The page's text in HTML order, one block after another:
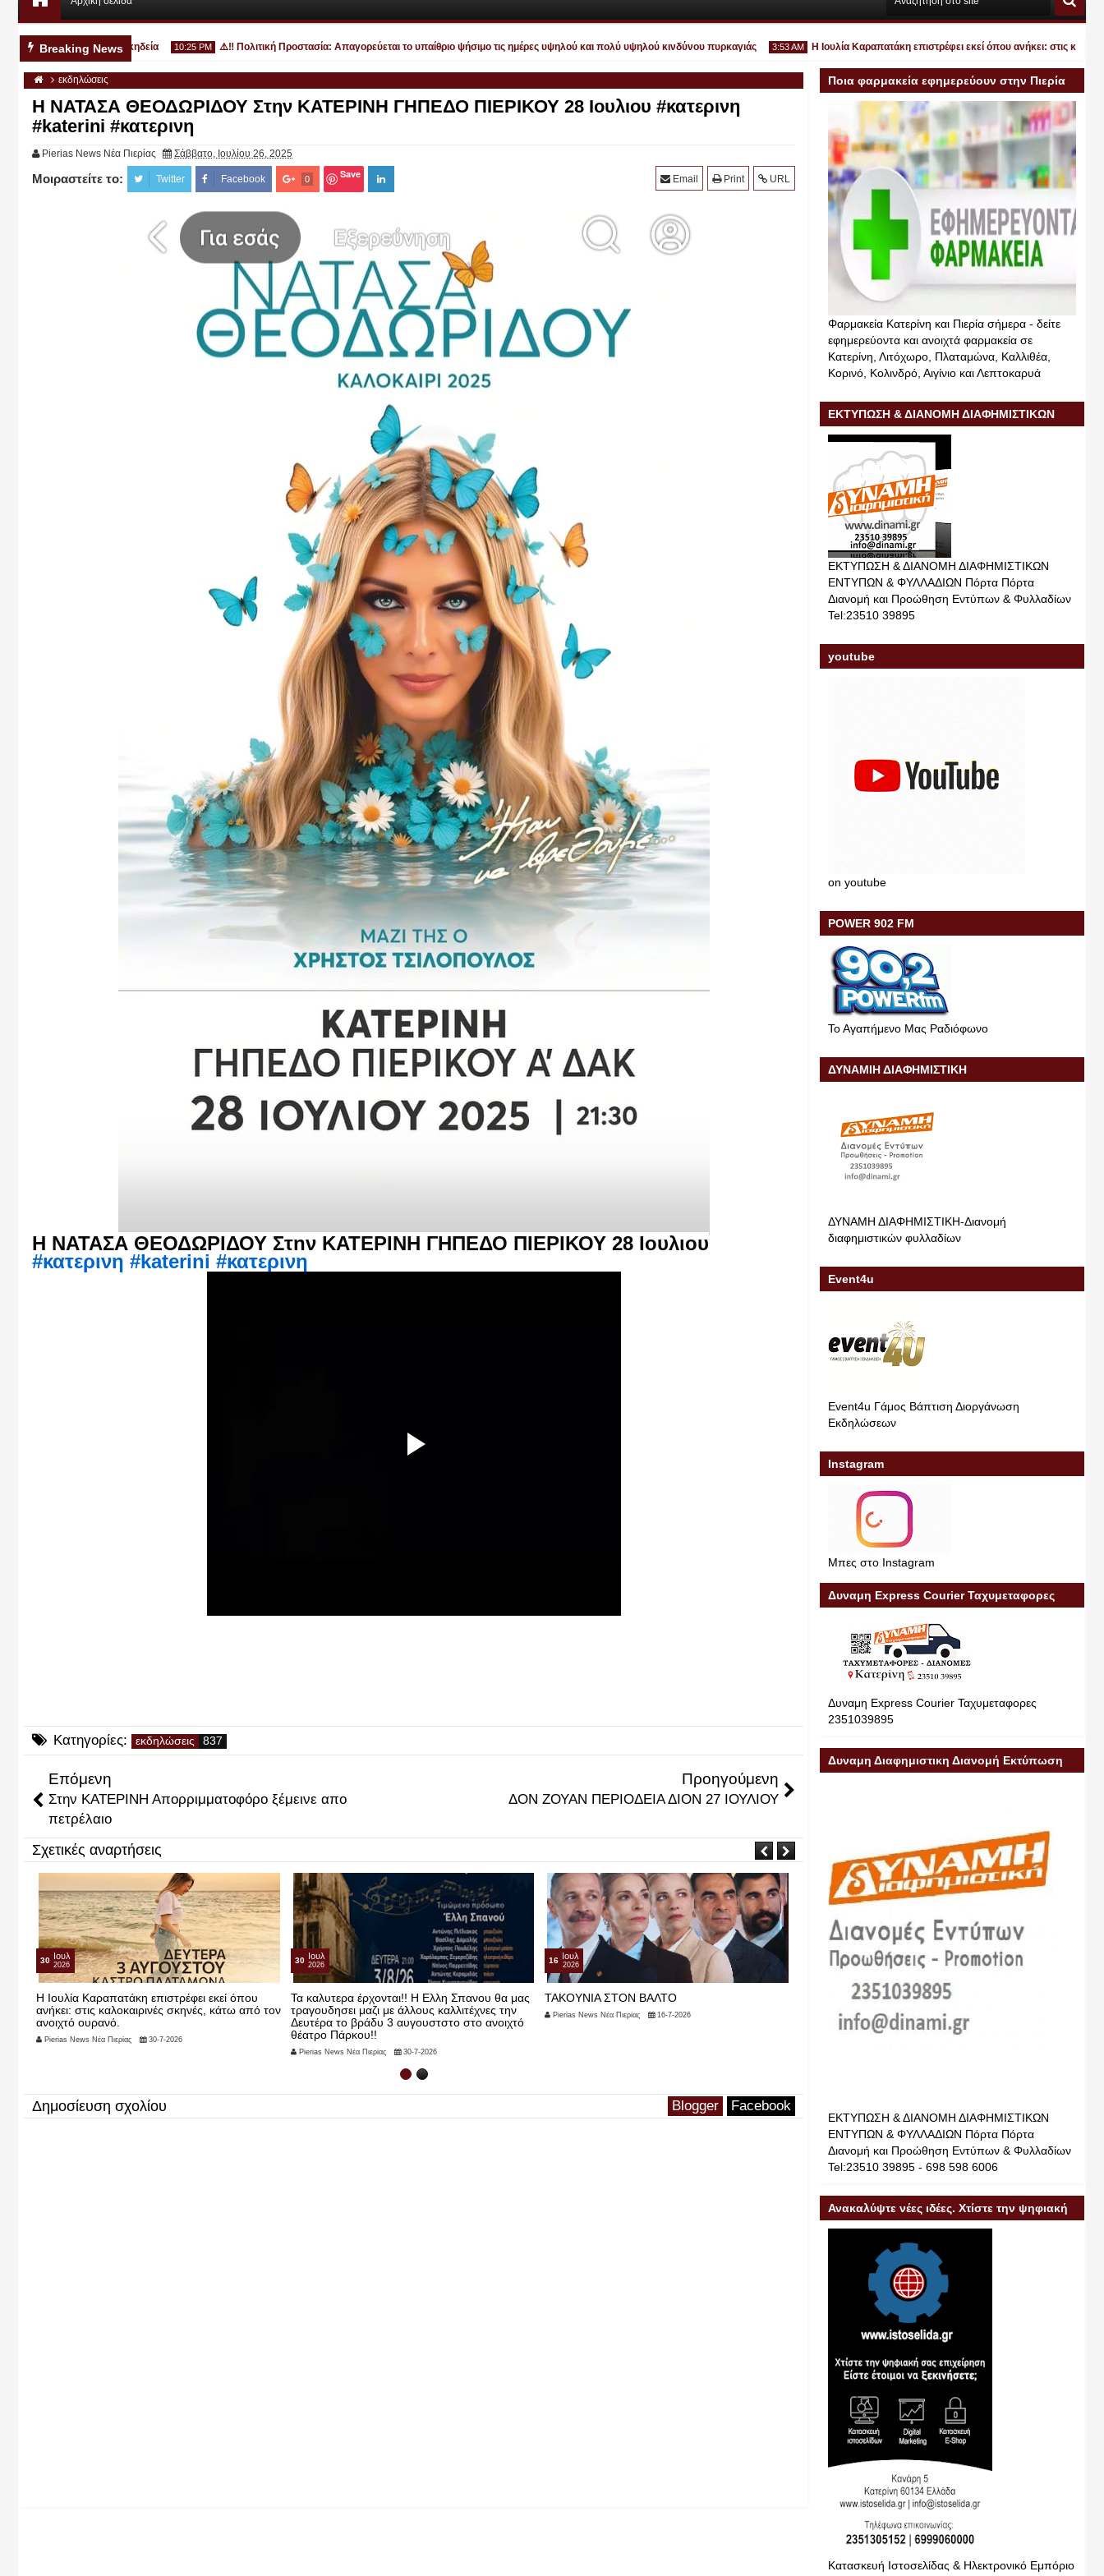
Breaking News
- την Πέμπτη η κα κηδεία 10:25 PM
Αυγ
2026
⚠️‼️ Πολιτική Προστασία: Απαγορεύεται το υπαίθριο ψήσιμο τις ημέρες υψηλού και πολύ υψηλού κινδύνου πυρκαγιάς 3:53 AM
2026
Η Ιουλία Καραπατάκη επιστρέφει εκεί όπου ανήκει: στις
εκδηλώσεις
Η ΝΑΤΑΣΑ ΘΕΟΔΩΡΙΔΟΥ Στην ΚΑΤΕΡΙΝΗ ΓΗΠΕΔΟ ΠΙΕΡΙΚΟΥ 28 Ιουλιου #κατερινη
#katerini #κατερινη
Pierias News Νέα Πιερίας Σάββατο, Ιουλίου 26, 2025
Μοιραστείτε το: Twitter Facebook 0 Save URL
Print
Email
Η ΝΑΤΑΣΑ ΘΕΟΔΩΡΙΔΟΥ Στην ΚΑΤΕΡΙΝΗ ΓΗΠΕΔΟ ΠΙΕΡΙΚΟΥ 28 Ιουλιου
#κατερινη #katerini #κατερινη
Κατηγορίες: εκδηλώσεις
Επόμενη
Στην ΚΑΤΕΡΙΝΗ Απορριμματοφόρο ξέμεινε απο
πετρέλαιο
Προηγούμενη
ΔΟΝ ΖΟΥΑΝ ΠΕΡΙΟΔΕΙΑ ΔΙΟΝ 27 ΙΟΥΛΙΟΥ
Σχετικές αναρτήσεις
30 Ιουλ
2026
Τα καλυτερα έρχονται!! Η Ελλη Σπανου θα μας
τραγουδησει μαζι με άλλους καλλιτέχνες την
Δευτέρα το βράδυ 3 αυγουστστο στο ανοιχτό
θέατρο Πάρκου!!
16 Ιουλ
2026
ΤΑΚΟΥΝΙΑ ΣΤΟΝ ΒΑΛΤΟ
Pierias News Νέα Πιερίας 16-7-2026
15 Ιουλ
2026
Αρσέν Λουπέν Το μυστήριο της Κούφιας
Βελόνας
Ιουλ
2026
Το Κρατικό Θέατρο Βορείου Ελλάδος θα
παρουσιάσει το καλοκαίρι του 2026 την
παραγωγή «Λυσιστράτη»
Δημοσίευση σχολίου Blogger Facebook
Ποια φαρμακεία εφημερεύουν στην Πιερία
σήμερα
Φαρμακεία Κατερίνη και Πιερία σήμερα - δείτε
εφημερεύοντα και ανοιχτά φαρμακεία σε
Κατερίνη, Λιτόχωρο, Πλαταμώνα, Καλλιθέα,
Κορινό, Κολινδρό, Αιγίνιο και Λεπτοκαρυά
ΕΚΤΥΠΩΣΗ & ΔΙΑΝΟΜΗ ΔΙΑΦΗΜΙΣΤΙΚΩΝ
ΕΝΤΥΠΩΝ & ΦΥΛΛΑΔΙΩΝ
ΕΚΤΥΠΩΣΗ & ΔΙΑΝΟΜΗ ΔΙΑΦΗΜΙΣΤΙΚΩΝ
ΕΝΤΥΠΩΝ & ΦΥΛΛΑΔΙΩΝ Πόρτα Πόρτα
Διανομή και Προώθηση Εντύπων & Φυλλαδίων
Tel:23510 39895
youtube
on youtube
POWER 902 FM
Το Αγαπήμενο Μας Ραδιόφωνο
ΔΥΝΑΜΙΗ ΔΙΑΦΗΜΙΣΤΙΚΗ
ΔΥΝΑΜΗ ΔΙΑΦΗΜΙΣΤΙΚΗ-Διανομή
διαφημιστικών φυλλαδίων
Event4u
Event4u Γάμος Βάπτιση Διοργάνωση
Εκδηλώσεων
Instagram
Μπες στο Instagram
Δυναμη Express Courier Ταχυμεταφορες
Δυναμη Express Courier Ταχυμεταφορες
2351039895
Δυναμη Διαφημιστικη Διανομή Εκτύπωση
ΕΚΤΥΠΩΣΗ & ΔΙΑΝΟΜΗ ΔΙΑΦΗΜΙΣΤΙΚΩΝ
ΕΝΤΥΠΩΝ & ΦΥΛΛΑΔΙΩΝ Πόρτα Πόρτα
Διανομή και Προώθηση Εντύπων & Φυλλαδίων
Tel:23510 39895 - 698 598 6006
Ανακαλύψτε νέες ιδέες. Χτίστε την ψηφιακή
σας επιχείρηση
Κατασκευή Ιστοσελίδας & Ηλεκτρονικό Εμπόριο